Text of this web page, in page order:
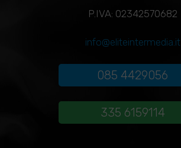
P.IVA: 02342570682
info@eliteintermedia.it
085 4429056
335 6159114